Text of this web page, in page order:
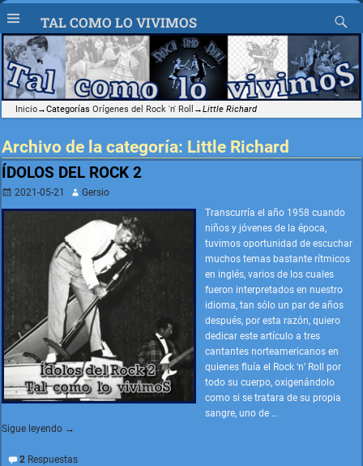
TAL COMO LO VIVIMOS
Inicio→CategoríasOrígenes del Rock 'n' Roll →Little Richard
Archivo de la categoría: Little Richard
ÍDOLOS DEL ROCK 2
2021-05-21
Gersio
Transcurría el año 1958 cuando
niños y jóvenes de la época,
tuvimos oportunidad de escuchar
muchos temas bastante rítmicos
en inglés, varios de los cuales
fueron interpretados en nuestro
idioma, tan sólo un par de años
después, por esta razón, quiero
dedicar este artículo a tres
cantantes norteamericanos en
quienes fluía el Rock ‘n’ Roll por
todo su cuerpo, oxigenándolo
como si se tratara de su propia
sangre, uno de …
Sigue leyendo →
2Respuestas